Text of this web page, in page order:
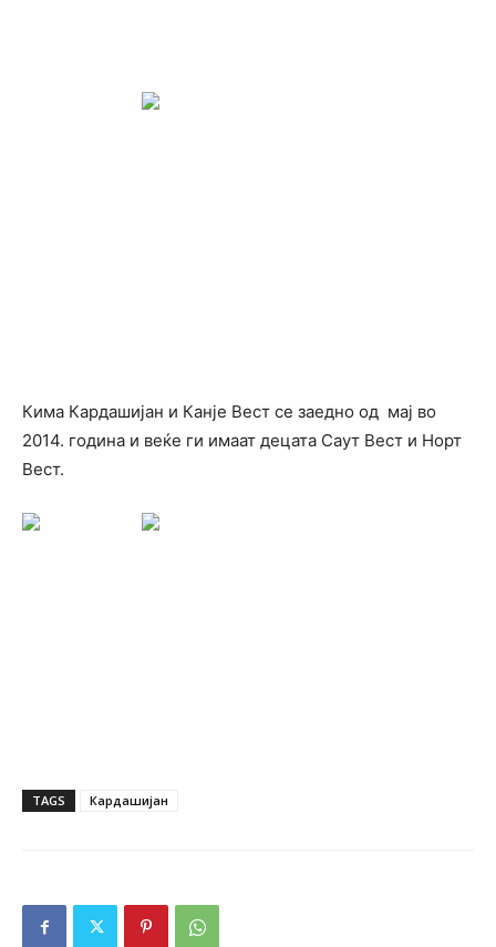
Кима Кардашијан и Канје Вест се заедно од мај во
2014. година и веќе ги имаат децата Саут Вест и Норт
Вест.
TAGS Кардашијан